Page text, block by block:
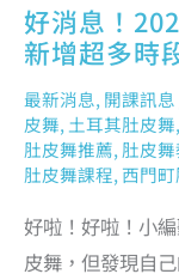
好消息！
新增超多時
最新消息,開課訊息
皮舞,土耳其肚皮舞,
肚皮舞推薦,肚皮
肚皮舞課程,西門
好啦！好啦！小
皮舞，但發現自